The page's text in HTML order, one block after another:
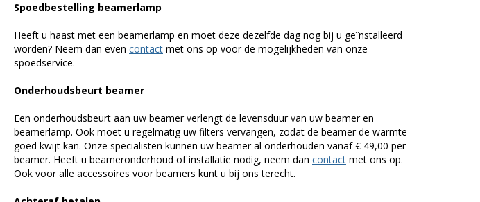
Spoedbestelling beamerlamp
Heeft u haast met een beamerlamp en moet deze dezelfde dag nog bij u geïnstalleerd
worden? Neem dan even contact met ons op voor de mogelijkheden van onze
spoedservice.
Onderhoudsbeurt beamer
Een onderhoudsbeurt aan uw beamer verlengt de levensduur van uw beamer en
beamerlamp. Ook moet u regelmatig uw filters vervangen, zodat de beamer de warmte
goed kwijt kan. Onze specialisten kunnen uw beamer al onderhouden vanaf € 49,00 per
beamer. Heeft u beameronderhoud of installatie nodig, neem dan contact met ons op.
Ook voor alle accessoires voor beamers kunt u bij ons terecht.